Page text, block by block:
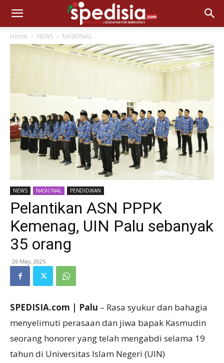
Home NEWS NASIONAL
NEWS NASIONAL PENDIDIKAN
Pelantikan ASN PPPK
Kemenag, UIN Palu sebanyak
35 orang
26 May, 2025
SPEDISIA.com | Palu – Rasa syukur dan bahagia
menyelimuti perasaan dan jiwa bapak Kasmudin
seorang honorer yang telah mengabdi selama 19
tahun di Universitas Islam Negeri (UIN)